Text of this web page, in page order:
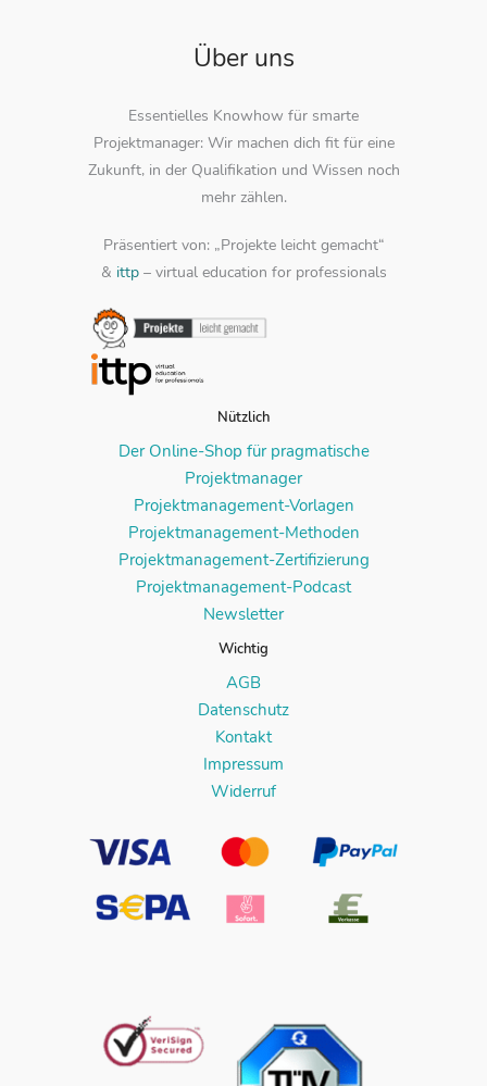
Über uns
Essentielles Knowhow für smarte
Projektmanager: Wir machen dich fit für eine
Zukunft, in der Qualifikation und Wissen noch
mehr zählen.
Präsentiert von: „Projekte leicht gemacht“
& ittp– virtual education for professionals
Nützlich
Der Online-Shop für pragmatische
Projektmanager
Projektmanagement-Vorlagen
Projektmanagement-Methoden
Projektmanagement-Zertifizierung
Projektmanagement-Podcast
Newsletter
Wichtig
AGB
Datenschutz
Kontakt
Impressum
Widerruf